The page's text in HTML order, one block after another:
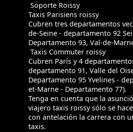
Soporte Roissy
Taxis Parisiens roissy
Cubren tres departamentos
de-Seine - departamento 92
Departamento 93, Val-de-
Taxis Commuter roissy
Cubren París y 4
departamento 91, Valle del
Departamento 95 Yvelines -
et-Marne - Departamento 77).
Tenga en cuenta que la
viajero taxis roissy sólo se
con antelación la carrera con
taxis.